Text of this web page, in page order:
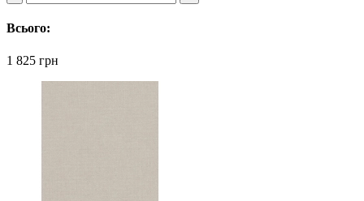
Всього:
1 825 грн